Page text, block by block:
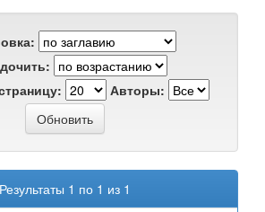
Авторы:
Результаты 1 по 1 из 1